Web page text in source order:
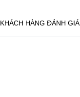
KHÁCH HÀNG ĐÁNH GIÁ